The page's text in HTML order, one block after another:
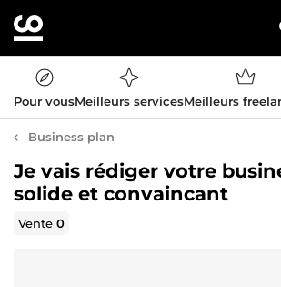
Pour vousMeilleurs servicesMeilleurs
Business plan
Je vais rédiger votre
solide et convaincant
Vente0